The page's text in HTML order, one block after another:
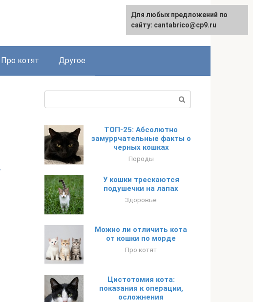
English
Про котят Другое
ТОП-25: Абсолютно
замуррчательные факты о
черных кошках
Породы
У кошки трескаются
подушечки на лапах
Здоровье
Можно ли отличить кота
от кошки по морде
Про котят
Цистотомия кота:
показания к операции,
осложнения
Для любых предложений по
сайту: cantabrico@cp9.ru